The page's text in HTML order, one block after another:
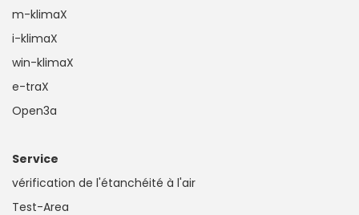
m-klimaX
i-klimaX
win-klimaX
e-traX
Open3a
Service
vérification de l'étanchéité à l'air
Test-Area